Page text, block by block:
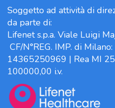
Soggetto ad attività di
da parte di:
Lifenet s.p.a. Viale Luigi
CF/N°REG. IMP. di
14365250969 | Rea MI
100000,00 i.v.